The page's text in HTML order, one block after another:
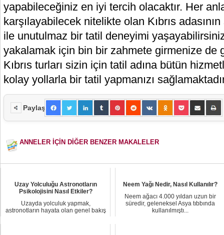
yapabileceğiniz en iyi tercih olacaktır. Her
karşılayabilecek nitelikte olan Kıbrıs
ile unutulmaz bir tatil deneyimi
yakalamak için bin bir zahmete girmenize de
Kıbrıs turları sizin için tatil adına bütün
kolay yollarla bir tatil yapmanızı
Paylaş
ANNELER İÇİN DİĞER BENZER MAKALELER
Uzay Yolculuğu Astronotların
Psikolojisini Nasıl Etkiler?
Uzayda yolculuk yapmak,
astronotların hayata olan genel bakış
Neem Yağı Nedir, Nasıl Kullanılır?
Neem ağacı 4.000 yıldan uzun bir
süredir, geleneksel Asya tıbbında
kullanılmıştı...